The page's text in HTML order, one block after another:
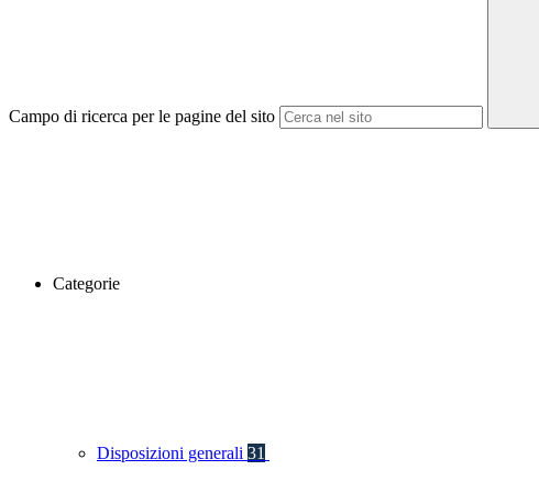
Campo di ricerca per le pagine del sito
Categorie
Disposizioni generali 31